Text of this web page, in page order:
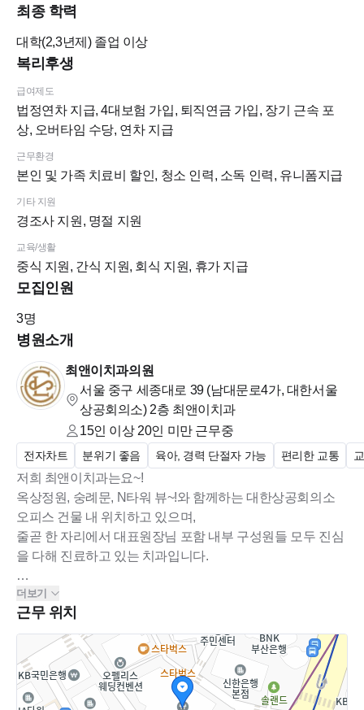
★기본 복지 ★
1. 개인 유니폼.
2. 경조사 휴가지원(유급)
3. 4대 보험, 퇴직연금
4. 연차지원(근로기준법 준수)
5. 법정공휴일 준수
6. 총 근무시간 38시간
7. 오버타임 발생 시 수당지급(1분 단위)
9. 전자차트 덴트웹 사용
***** The 좋은 복지를 위해 '함께' 노력해주시면 감사하겠습니다
: ) *****
● 진료시간 안내 ●
* 평일(월,화,수,금) 10:00-19:00
* 목요일, 공휴일 휴진
* 토요일 09:30-14:00
* 평일 점심시간 : 12:30~14:00
■■■[모집요강]■■■
:: 따뜻한 마음의 경력직 선생님들 환영입니다 :)
**교정팀 팀장님 (경력직 / 4년차 이상) *
- 교정팀을 이끌어가주실 리더십 있는 팀장님! (능력별 대우:)
- 환자관리 (환자분과 커뮤니케이션 잘 하시는 분! ^^)
*교정팀 진료실 치과위생사*
- 1년차 뿅아리 선생님 :)
- 15년차(경력직)이하 능력에 따른 급여 책정 :D
최종 학력
대학(2,3년제)졸업 이상
복리후생
급여제도
법정연차 지급, 4대보험 가입, 퇴직연금 가입, 장기 근속 포
상, 오버타임 수당, 연차 지급
근무환경
본인 및 가족 치료비 할인, 청소 인력, 소독 인력, 유니폼지급
기타 지원
경조사 지원, 명절 지원
교육/생활
중식 지원, 간식 지원, 회식 지원, 휴가 지급
모집인원
3명
병원소개
최앤이치과의원
서울 중구 세종대로 39 (남대문로4가, 대한서울
상공회의소) 2층 최앤이치과
15인 이상 20인 미만근무중
전자차트 분위기 좋음 육아, 경력 단절자 가능 편리한 교통
저희 최앤이치과는요~!
옥상정원, 숭례문, N타워 뷰~!와 함께하는 대한상공회의소
오피스 건물 내 위치하고 있으며,
줄곧 한 자리에서 대표원장님 포함 내부 구성원들 모두 진심
을 다해 진료하고 있는 치과입니다.
주변에 오피스 건물들이 많아서 직장인, 성인 환자분들이 대
부분이며,
더 나은 복지를 위해 No야간진료, No로테이션근무, 주38시
간 근무,
그리고 현재는 더 나은 워라벨을 위해 진료팀을 충원하고 있
습니다.
더보기
근무 위치